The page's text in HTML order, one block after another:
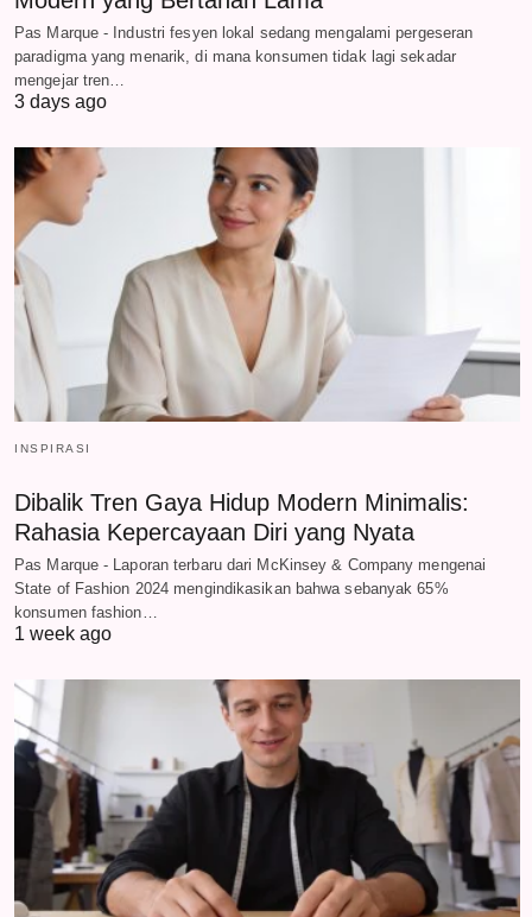
Pas Marque - Industri fesyen lokal sedang mengalami pergeseran
paradigma yang menarik, di mana konsumen tidak lagi sekadar
mengejar tren…
3 days ago
INSPIRASI
Dibalik Tren Gaya Hidup Modern Minimalis:
Rahasia Kepercayaan Diri yang Nyata
Pas Marque - Laporan terbaru dari McKinsey & Company mengenai
State of Fashion 2024 mengindikasikan bahwa sebanyak 65%
konsumen fashion…
1 week ago